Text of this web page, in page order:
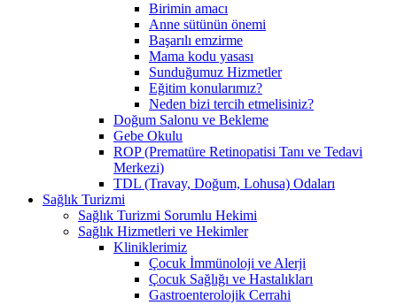
Birimin amacı
Anne sütünün önemi
Başarılı emzirme
Mama kodu yasası
Sunduğumuz Hizmetler
Eğitim konularımız?
Neden bizi tercih etmelisiniz?
Doğum Salonu ve Bekleme
Gebe Okulu
ROP (Prematüre Retinopatisi Tanı ve Tedavi
Merkezi)
TDL (Travay, Doğum, Lohusa) Odaları
Sağlık Turizmi
Sağlık Turizmi Sorumlu Hekimi
Sağlık Hizmetleri ve Hekimler
Kliniklerimiz
Çocuk İmmünoloji ve Alerji
Çocuk Sağlığı ve Hastalıkları
Gastroenterolojik Cerrahi